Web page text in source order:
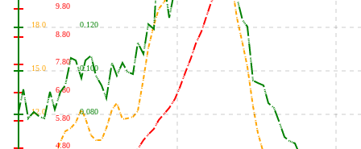
12.0
15.0
18.0
4.80
5.80
6.80
7.80
8.80
9.80
0.080
0.100
0.120